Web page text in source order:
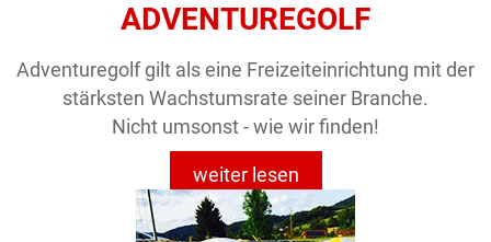
ADVENTUREGOLF
Adventuregolf gilt als eine Freizeiteinrichtung mit der
stärksten Wachstumsrate seiner Branche.
Nicht umsonst - wie wir finden!
weiter lesen